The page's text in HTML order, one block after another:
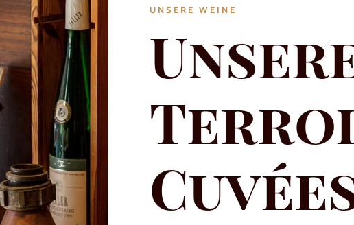
UNSERE WEINE